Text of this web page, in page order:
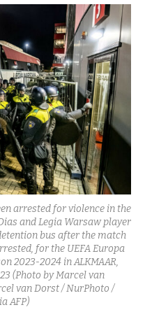
arrested for violence in the
and Legia Warsaw player
bus after the match
for the UEFA Europa
2023-2024 in ALKMAAR,
(Photo by Marcel van
van Dorst / NurPhoto /
AFP)